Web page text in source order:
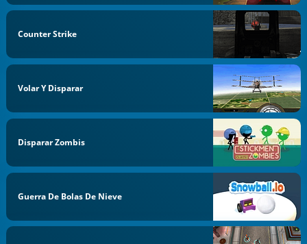
Counter Strike
Volar Y Disparar
Disparar Zombis
Guerra De Bolas De Nieve